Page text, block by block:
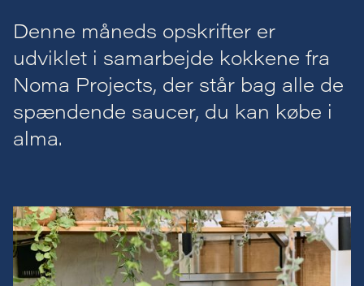
Denne måneds opskrifter er
udviklet i samarbejde kokkene fra
Noma Projects, der står bag alle de
spændende saucer, du kan købe i
alma.